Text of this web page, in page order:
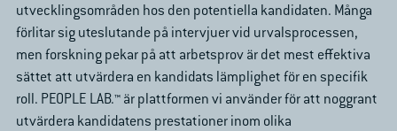
utvecklingsområden hos den potentiella kandidaten. Många
förlitar sig uteslutande på intervjuer vid urvalsprocessen,
men forskning pekar på att arbetsprov är det mest effektiva
sättet att utvärdera en kandidats lämplighet för en specifik
roll. PEOPLE LAB.™ är plattformen vi använder för att noggrant
utvärdera kandidatens prestationer inom olika